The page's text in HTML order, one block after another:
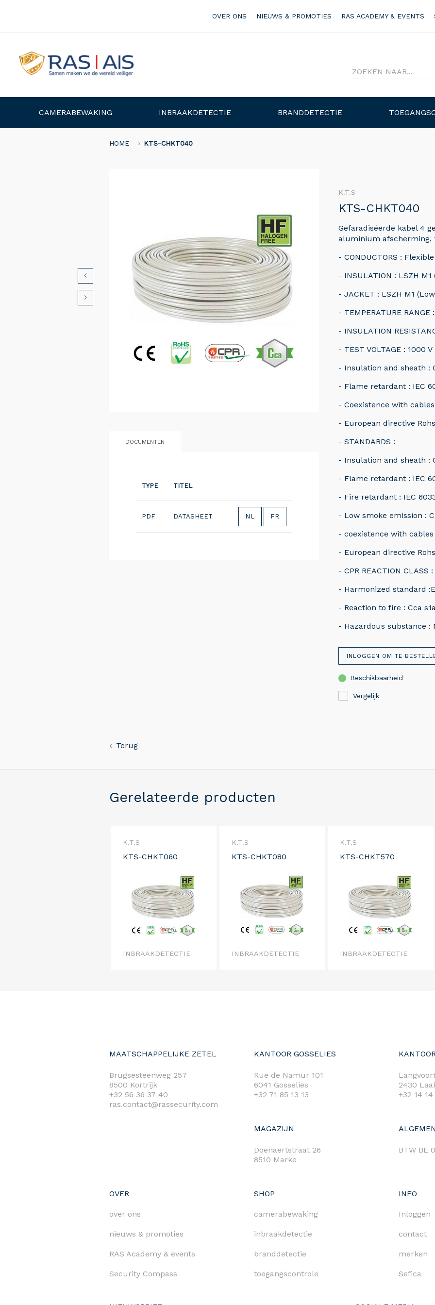
OVER ONS NIEUWS & PROMOTIES RAS ACADEMY & EVENTS
CAMERABEWAKING INBRAAKDETECTIE BRANDDETECTIE
HOME KTS-CHKT040
DOCUMENTEN
TYPE TITEL
PDF DATASHEET NL FR
K.T.S
KTS-CHKT040
Gefaradiséerde kabel 4
aluminium afscherming,
- CONDUCTORS :
- INSULATION : LSZH
- JACKET : LSZH M1
- TEMPERATURE RANGE
- INSULATION
- TEST VOLTAGE : 1000 V
- Insulation and sheath :
- Flame retardant : IEC
- Coexistence with cables
- European directive
- STANDARDS :
- Insulation and sheath :
- Flame retardant : IEC
- Fire retardant : IEC
- Low smoke emission :
- coexistence with cables
- European directive
- CPR REACTION CLASS :
- Harmonized standard
- Reaction to fire : Cca
- Hazardous substance :
INLOGGEN OM TE
Beschikbaarheid
Vergelijk
Terug
Gerelateerde producten
K.T.S
KTS-CHKT060
INBRAAKDETECTIE
K.T.S
KTS-CHKT080
INBRAAKDETECTIE
K.T.S
KTS-CHKT570
INBRAAKDETECTIE
MAATSCHAPPELIJKE ZETEL
Brugsesteenweg 257
8500 Kortrijk
+32 56 36 37 40
ras.contact@rassecurity.com
KANTOOR GOSSELIES
Rue de Namur 101
6041 Gosselies
+32 71 85 13 13
2430
+32 14 14
MAGAZIJN
Doenaertstraat 26
8510 Marke
BTW BE
OVER
over ons
nieuws & promoties
RAS Academy & events
Security Compass
SHOP
camerabewaking
inbraakdetectie
branddetectie
toegangscontrole
INFO
Inloggen
contact
merken
Sefica